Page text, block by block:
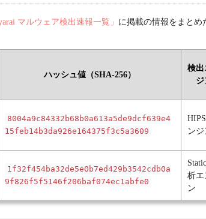
マルウェア検出速報一覧」 に掲載の情報をまとめ
ハッシュ値（SHA-256）
検出
ジ
8004a9c84332b68b0a613a5de9dcf639e4
15feb14b3da926e164375f3c5a3609
ンジ
1f32f454ba32de5e0b7ed429b3542cdb0a
9f826f5f5146f206baf074ec1abfe0
析エ
ン